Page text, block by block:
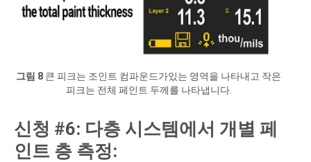
그림 8 큰 피크는 조인트 컴파운드가있는 영역을 나타내고 작은
피크는 전체 페인트 두께를 나타냅니다.
신청 #6: 다층 시스템에서 개별 페
인트 층 측정: